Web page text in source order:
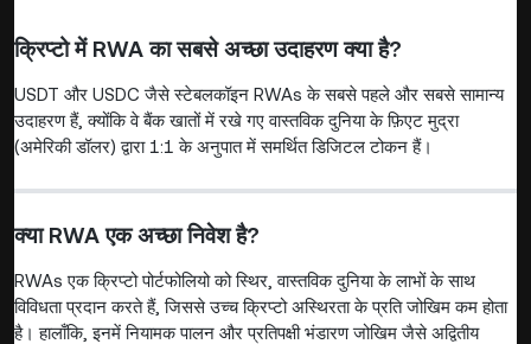
क्रिप्टो में RWA का सबसे अच्छा उदाहरण क्या है?
USDT और USDC जैसे स्टेबलकॉइन RWAs के सबसे पहले और सबसे सामान्य
उदाहरण हैं, क्योंकि वे बैंक खातों में रखे गए वास्तविक दुनिया के फ़िएट मुद्रा
(अमेरिकी डॉलर) द्वारा 1:1 के अनुपात में समर्थित डिजिटल टोकन हैं।
क्या RWA एक अच्छा निवेश है?
RWAs एक क्रिप्टो पोर्टफोलियो को स्थिर, वास्तविक दुनिया के लाभों के साथ
विविधता प्रदान करते हैं, जिससे उच्च क्रिप्टो अस्थिरता के प्रति जोखिम कम होता
है। हालाँकि, इनमें नियामक पालन और प्रतिपक्षी भंडारण जोखिम जैसे अद्वितीय